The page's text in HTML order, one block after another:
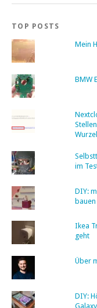
TOP POSTS
Mein
BMW
im
DIY:
bauen
Ikea
geht
Über
DIY: